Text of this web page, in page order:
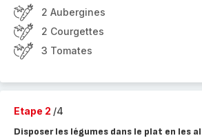
2 Aubergines
2 Courgettes
3 Tomates
Etape 2 /4
Disposer les légumes dans le plat en les